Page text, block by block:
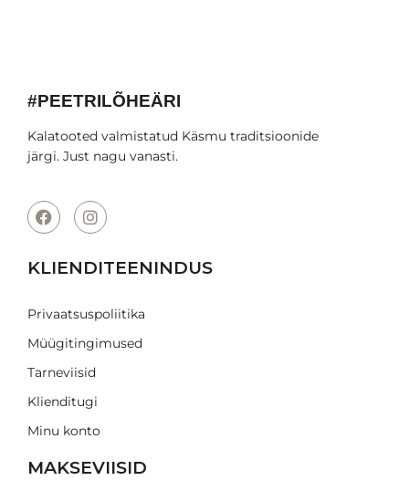
#PEETRILÕHEÄRI
Kalatooted valmistatud Käsmu traditsioonide
järgi. Just nagu vanasti.
KLIENDITEENINDUS
Privaatsuspoliitika
Müügitingimused
Tarneviisid
Klienditugi
Minu konto
MAKSEVIISID